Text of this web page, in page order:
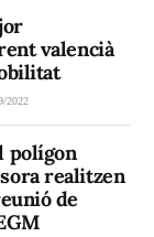
valencià
2022
polígon
realitzen
de